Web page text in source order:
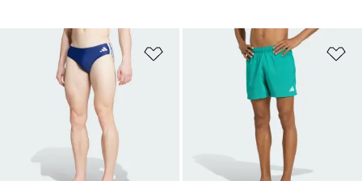
Añadir a la lista de deseos